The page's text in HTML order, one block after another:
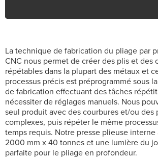
La technique de fabrication du pliage par
CNC nous permet de créer des plis et des
répétables dans la plupart des métaux et
processus précis est préprogrammé sous
de fabrication effectuant des tâches
nécessiter de réglages manuels. Nous
seul produit avec des courbures et/ou des
complexes, puis répéter le même
temps requis. Notre presse plieuse
2000 mm x 40 tonnes et une lumière du
parfaite pour le pliage en profondeur.